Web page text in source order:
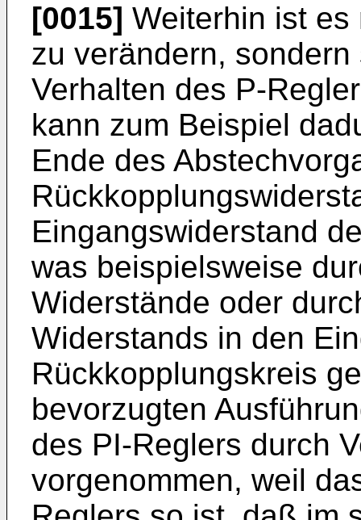
[0015] Weiterhin ist
zu verändern,
Verhalten des P-
kann zum Beispiel
Ende des
Eingangswiderstand
was beispielsweise
Widerstände oder
Widerstands in den
Rückkopplungskreis
bevorzugten
des PI-Reglers durch
vorgenommen, weil